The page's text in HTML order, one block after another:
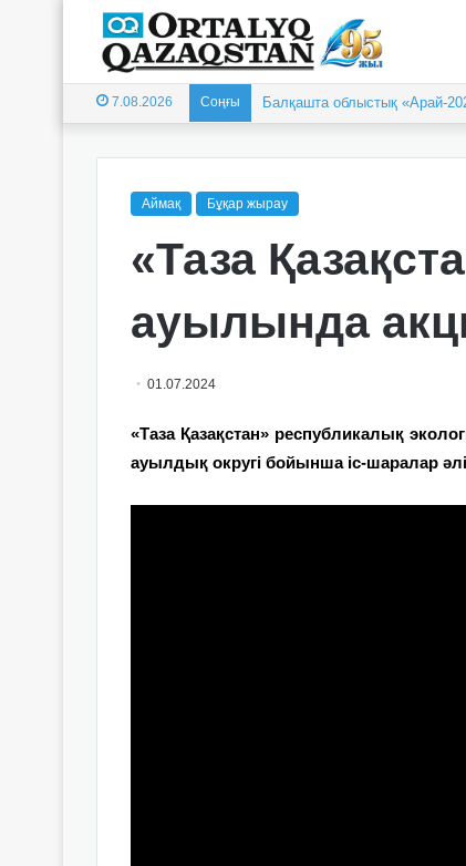
7.08.2026 Соңғы Балқашта облыстық «Арай-
Аймақ Бұқар жырау
«Таза
ауылында
01.07.2024
«Таза Қазақстан» республикалық
ауылдық округі бойынша іс-шаралар